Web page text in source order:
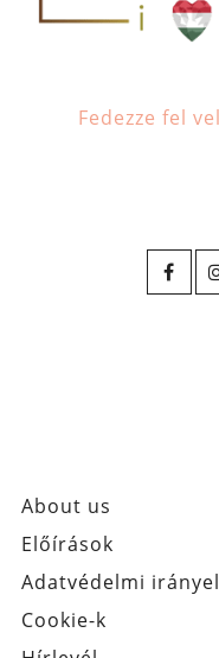
Fedezze fel
About us
Előírások
Adatvédelmi
Cookie-k